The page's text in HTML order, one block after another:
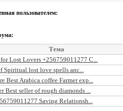
пользователем:
Тема
Lost Lovers +256759011277 C...
Spiritual lost love spells anc...
Best Arabica coffee Farmer exp...
Best seller of rough diamonds ...
Saving Relationsh...